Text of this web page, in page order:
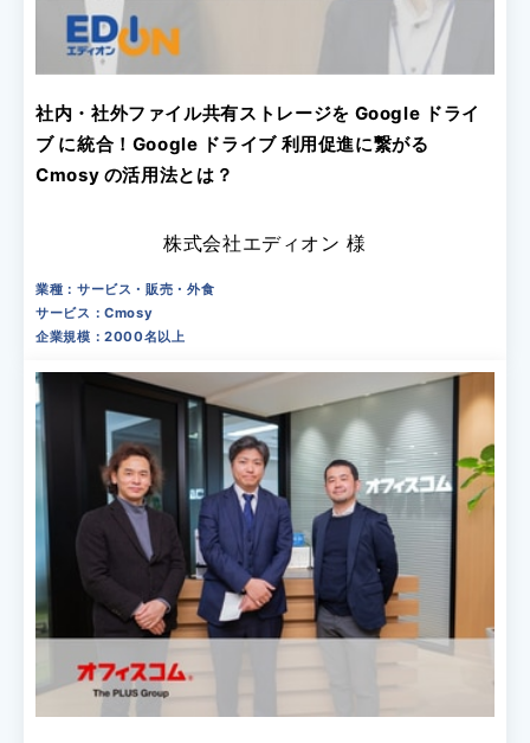
社内・社外ファイル共有ストレージを Google ドライ
ブ に統合！Google ドライブ 利用促進に繋がる
Cmosy の活用法とは？
株式会社エディオン 様
業種：サービス・販売・外食
サービス：Cmosy
企業規模：2000名以上